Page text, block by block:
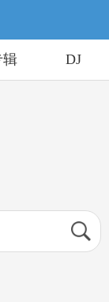
辑 DJ